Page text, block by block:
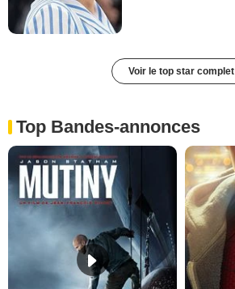
Voir le top star complet
Top Bandes-annonces